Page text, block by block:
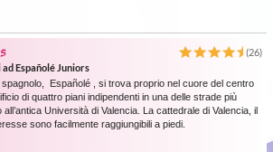
(26)
Españolé Juniors
Españolé , si trova proprio nel cuore del centro
di quattro piani indipendenti in una delle strade più
Università di Valencia. La cattedrale di Valencia, il
sono facilmente raggiungibili a piedi.